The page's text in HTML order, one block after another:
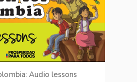
Audio lessons